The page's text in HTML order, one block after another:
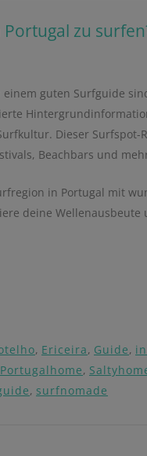
Portugal zu
einem guten Surfguide
Dieser Surfspot-
Beachbars und
in Portugal mit
deine Wellenausbeute
, Ericeira, Guide,
Portugalhome,
, surfnomade